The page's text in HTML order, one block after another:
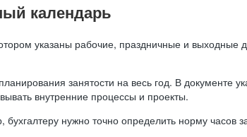
календарь
указаны рабочие, праздничные и выходные
занятости на весь год. В
внутренние процессы и проекты.
нужно точно определить норму часов